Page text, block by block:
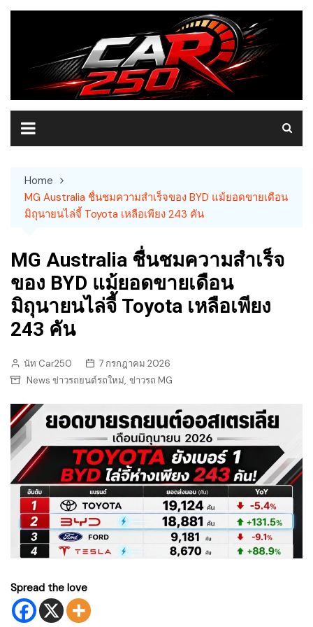
Skip
Home
MG Australia ชื่นชมความสำเร็จของ BYD แม้ยอดขายเดือน
มิถุนายนไล่จี้ Toyota เหลือเพียง 243 คัน
MG Australia ชื่นชมความสำเร็จ
ของ BYD แม้ยอดขายเดือน
มิถุนายนไล่จี้ Toyota เหลือเพียง
243 คัน
นัท Car250
7 กรกฎาคม 2026
News ข่าวรถยนต์รถใหม่, ข่าวรถ MG
Spread the love